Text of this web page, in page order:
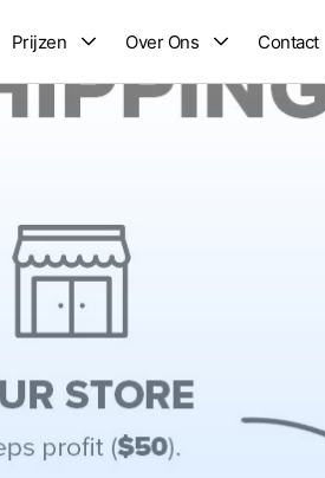
Prijzen Over Ons Contact